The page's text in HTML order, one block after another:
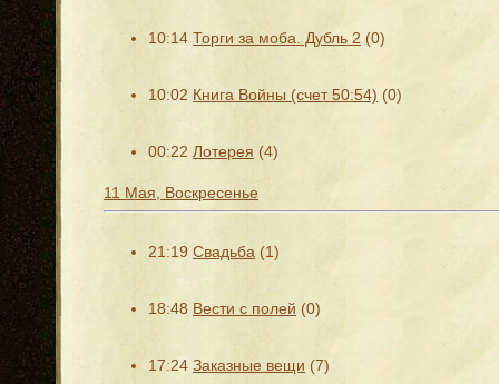
10:14 Торги за моба. Дубль 2 (0)
10:02 Книга Войны (счет 50:54) (0)
00:22 Лотерея (4)
11 Мая, Воскресенье
21:19 Свадьба (1)
18:48 Вести с полей (0)
17:24 Заказные вещи (7)